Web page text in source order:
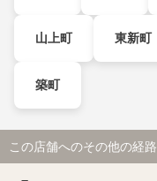
山上町 東新町
築町
この店舗へのその他の経路